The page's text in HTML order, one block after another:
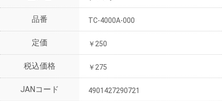
品番 TC-4000A-000
定価 ￥250
税込価格 ￥275
JANコード 4901427290721